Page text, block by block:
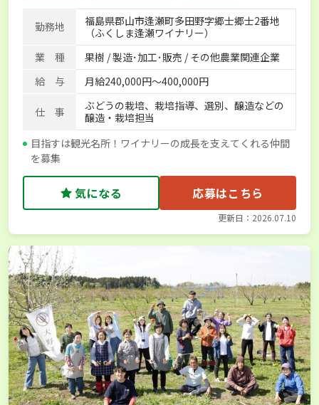
産休･育休取得実績あり
社会保険完備
勤務地
福島県郡山市逢瀬町多田野字郷士郷士2番地
（ふくしま逢瀬ワイナリー）
業 種
果樹 / 製造･加工･販売 / その他農業関連企業
給 与
月給240,000円～400,000円
仕 事
ぶどうの栽培、栽培指導、選別、醸造などの
醸造・栽培担当
目指すは観光名所！ワイナリーの成長を支えてくれる仲間
を募集
気になる 応募はこちら
更新日：2026.07.10